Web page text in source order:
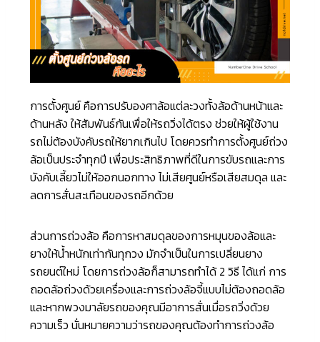
การตั้งศูนย์ คือการปรับองศาล้อแต่ละวงทั้งล้อด้านหน้าและ
ด้านหลัง ให้สัมพันธ์กันเพื่อให้รถวิ่งได้ตรง ช่วยให้ผู้ใช้งาน
รถไม่ต้องบังคับรถให้ยากเกินไป โดยควรทำการตั้งศูนย์ถ่วง
ล้อเป็นประจำทุกปี เพื่อประสิทธิภาพที่ดีในการขับรถและการ
บังคับเลี้ยวไม่ให้ออกนอกทาง ไม่เสียศูนย์หรือเสียสมดุล และ
ลดการสั่นสะเทือนของรถอีกด้วย
ส่วนการถ่วงล้อ คือการหาสมดุลของการหมุนของล้อและ
ยางให้น้ำหนักเท่ากันทุกวง มักจำเป็นในการเปลี่ยนยาง
รถยนต์ใหม่ โดยการถ่วงล้อก็สามารถทำได้ 2 วิธี ได้แก่ การ
ถอดล้อถ่วงด้วยเครื่องและการถ่วงล้อจี้แบบไม่ต้องถอดล้อ
และหากพวงมาลัยรถของคุณมีอาการสั่นเมื่อรถวิ่งด้วย
ความเร็ว นั่นหมายความว่ารถของคุณต้องทำการถ่วงล้อ